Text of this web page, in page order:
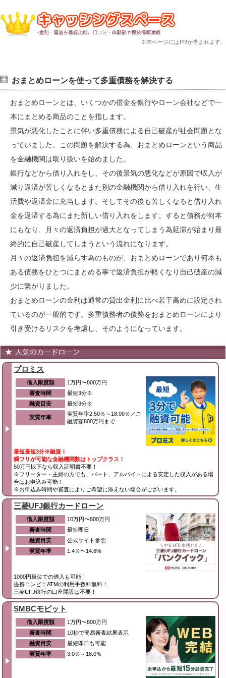
※本ページにはPRが含まれます。
おまとめローンを使って多重債務を解決する
おまとめローンとは、いくつかの借金を銀行やローン会社などで一
本にまとめる商品のことを指します。
景気が悪化したことに伴い多重債務による自己破産が社会問題とな
っていました。この問題を解決する為、おまとめローンという商品
を金融機関は取り扱いを始めました。
銀行などから借り入れをし、その後景気の悪化などが原因で収入が
減り返済が苦しくなるとまた別の金融機関から借り入れを行い、生
活費や返済金に充当します。そしてその後も苦しくなると借り入れ
金を返済する為にまた新しい借り入れをします。すると債務が何本
にもなり、月々の返済負担が過大となってしまう為延滞が始まり最
終的に自己破産してしまうという流れになります。
月々の返済負担を減らす為のものが、おまとめローンであり何本も
ある債務をひとつにまとめる事で返済負担が軽くなり自己破産の減
少に繋がりました。
おまとめローンの金利は通常の貸出金利に比べ若干高めに設定され
ているのが一般的です。多重債務者の債務をおまとめローンにより
引き受けるリスクを考慮し、そのようになっています。
プロミス
借入限度額
1万円〜800万円
審査時間
最短3分※
融資目安
最短3分※
実質年率
実質年率2.50％～18.00％／ご
融資額800万円まで
最短最短3分※融資！
瞬フリが可能な金融機関数はトップクラス！
50万円以下なら収入証明書不要！
※フリーター・主婦の方でも、パート、アルバイトによる安定した収入がある場
合はお申込み可能！
※お申込み時間や審査によりご希望に添えない場合がございます。
三菱UFJ銀行カードローン
借入限度額
10万円〜800万円
審査時間
最短即日
融資目安
公式サイト参照
実質年率
1.4％〜14.6%
1000円単位での借入も可能！
提携コンビニATMの利用手数料無料！
三菱UFJ銀行の口座開設は不要！
SMBCモビット
借入限度額
1万円〜800万円
審査時間
10秒で簡易審査結果表示
融資目安
最短即日も可能
実質年率
3.0％～18.0％